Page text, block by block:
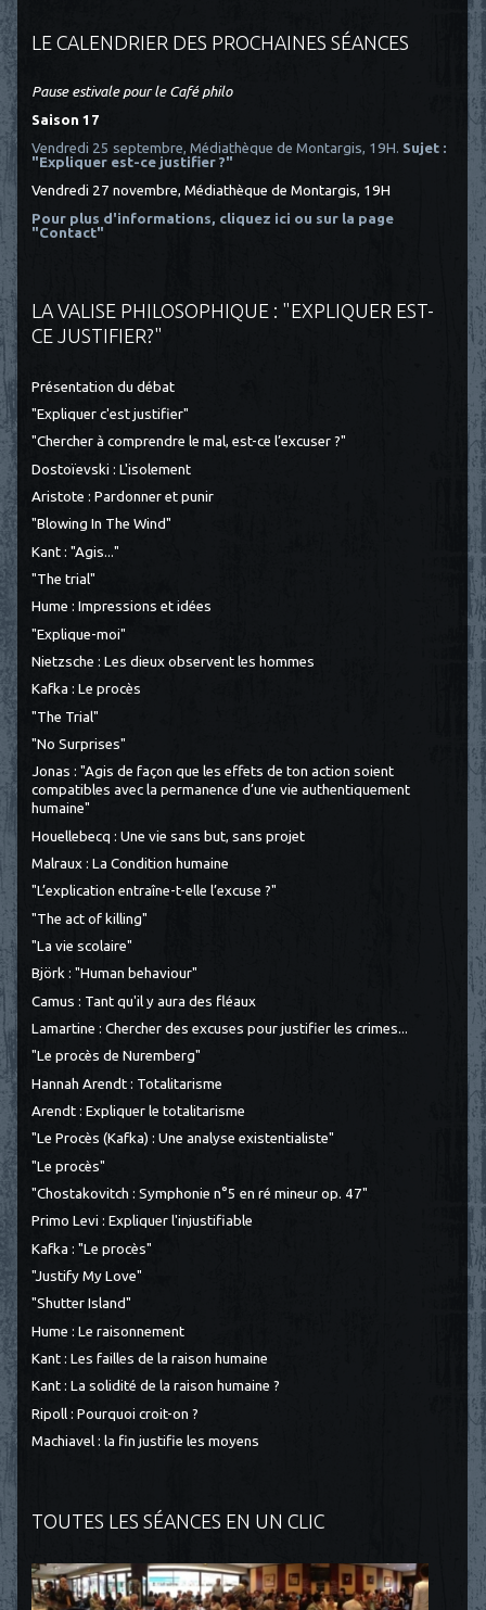
LE CALENDRIER DES PROCHAINES SÉANCES
Pause estivale pour le Café philo
Saison 17
Vendredi 25 septembre, Médiathèque de Montargis, 19H. Sujet :
"Expliquer est-ce justifier ?"
Vendredi 27 novembre, Médiathèque de Montargis, 19H
Pour plus d'informations, cliquez ici ou sur la page
"Contact"
LA VALISE PHILOSOPHIQUE : "EXPLIQUER EST-
CE JUSTIFIER?"
Présentation du débat
"Expliquer c'est justifier"
"Chercher à comprendre le mal, est-ce l’excuser ?"
Dostoïevski : L'isolement
Aristote : Pardonner et punir
"Blowing In The Wind"
Kant : "Agis..."
"The trial"
Hume : Impressions et idées
"Explique-moi"
Nietzsche : Les dieux observent les hommes
Kafka : Le procès
"The Trial"
"No Surprises"
Jonas : "Agis de façon que les effets de ton action soient
compatibles avec la permanence d’une vie authentiquement
humaine"
Houellebecq : Une vie sans but, sans projet
Malraux : La Condition humaine
"L’explication entraîne-t-elle l’excuse ?"
"The act of killing"
"La vie scolaire"
Björk : "Human behaviour"
Camus : Tant qu'il y aura des fléaux
Lamartine : Chercher des excuses pour justifier les crimes...
"Le procès de Nuremberg"
Hannah Arendt : Totalitarisme
Arendt : Expliquer le totalitarisme
"Le Procès (Kafka) : Une analyse existentialiste"
"Le procès"
"Chostakovitch : Symphonie n°5 en ré mineur op. 47"
Primo Levi : Expliquer l'injustifiable
Kafka : "Le procès"
"Justify My Love"
"Shutter Island"
Hume : Le raisonnement
Kant : Les failles de la raison humaine
Kant : La solidité de la raison humaine ?
Ripoll : Pourquoi croit-on ?
Machiavel : la fin justifie les moyens
TOUTES LES SÉANCES EN UN CLIC